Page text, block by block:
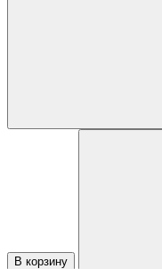
В корзину